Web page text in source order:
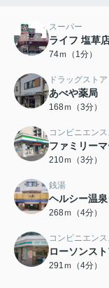
スーパー
ライフ 塩草
74ｍ（1分）
ドラッグストア
あべや薬局
168ｍ（3分）
コンビニエン
ファミリー
210ｍ（3分）
銭湯
ヘルシー温
268ｍ（4分）
コンビニエン
ローソンス
291ｍ（4分）